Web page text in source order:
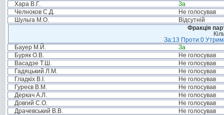
Хара В.Г.
За
Челноков С.Д.
Не голосував
Шульга М.О.
Відсутній
Фракція
За:13 Проти:0
Бауер М.Й.
За
Буряк О.В.
Не голосував
Васадзе Т.Ш.
Не голосував
Гадяцький Л.М.
Не голосував
Гладкіх В.І.
Не голосував
Гуреєв В.М.
Не голосував
Деркач А.Л.
Не голосував
Довгий С.О.
Не голосував
Драчевський В.В.
Не голосував